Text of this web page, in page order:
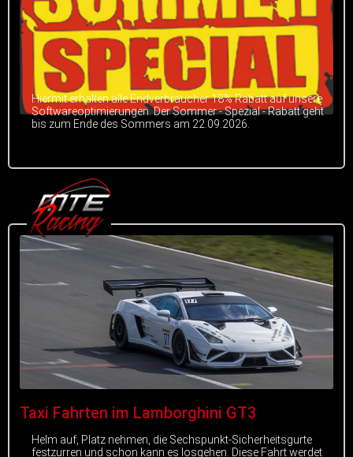
Hiermit erhalten alle Endverbraucher 18% Rabatt auf unsere
Softwareoptimierungen. Der Sommer - Spezial - Rabatt geht
bis zum Ende des Sommers am 22.09.2026.
Taxi Fahrten im Lamborghini GT3
Helm auf, Platz nehmen, die Sechspunkt-Sicherheitsgurte
festzurren und schon kann es losgehen. Diese Fahrt werdet